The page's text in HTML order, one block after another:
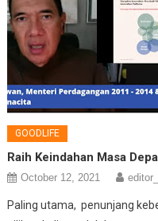
GOODLIFE
Raih Keindahan Masa
October 12, 2021
Paling utama, penunjang